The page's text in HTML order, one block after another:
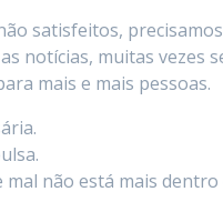
satisfeitos,
notícias, muitas vezes
mais e mais pessoas.
mal não está mais